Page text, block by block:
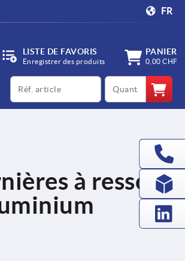
FR
LISTE DE FAVORIS
Enregistrer des produits
PANIER
0,00 CHF
productCode qty
à ressort